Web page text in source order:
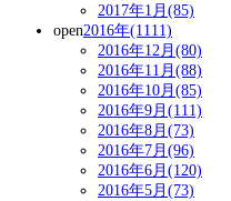
2017年1月(85)
open2016年(1111)
2016年12月(80)
2016年11月(88)
2016年10月(85)
2016年9月(111)
2016年8月(73)
2016年7月(96)
2016年6月(120)
2016年5月(73)